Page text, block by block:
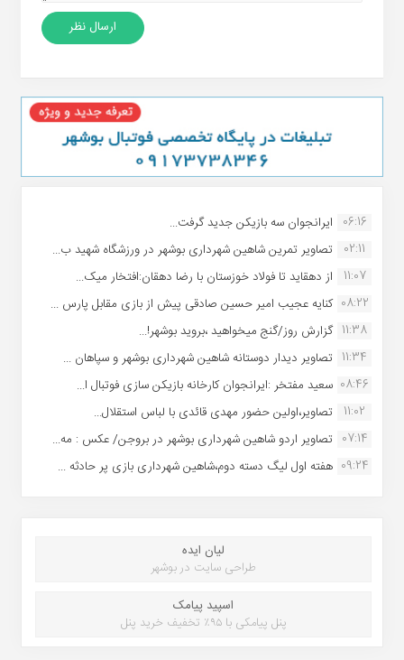
06:16 ایرانجوان سه بازیکن جدید گرفت...
02:11
تصاویر تمرین شاهین شهردارى بوشهر در ورزشگاه شهید ب...
11:07
از دهقاید تا فولاد خوزستان با رضا دهقان:افتخار میک...
08:22 کنایه عجیب امیر حسین صادقی پیش از بازی مقابل پارس ...
11:38 گزارش روز/گنج میخواهید ،بروید بوشهر!...
11:34 تصاویر دیدار دوستانه شاهین شهردارى بوشهر و سپاهان ...
08:46 سعید مفتخر :ایرانجوان کارخانه بازیکن سازی فوتبال ا...
11:02
تصاویر،اولین حضور مهدی قائدی با لباس استقلال...
07:14 تصاویر اردو شاهین شهرداری بوشهر در بروجن/ عکس : مه...
09:24 هفته اول لیگ دسته دوم،شاهین شهرداری بازی پر حادثه ...
لیان ایده
طراحی سایت در بوشهر
اسپید پیامک
پنل پیامکی با ۹۵٪ تخفیف خرید پنل